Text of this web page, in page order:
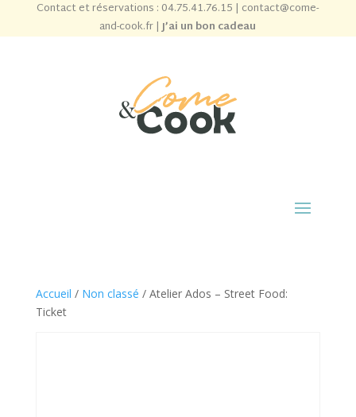
Contact et réservations : 04.75.41.76.15 | contact@come-
and-cook.fr|J’ai un bon cadeau
Accueil / Non classé / Atelier Ados – Street Food:
Ticket